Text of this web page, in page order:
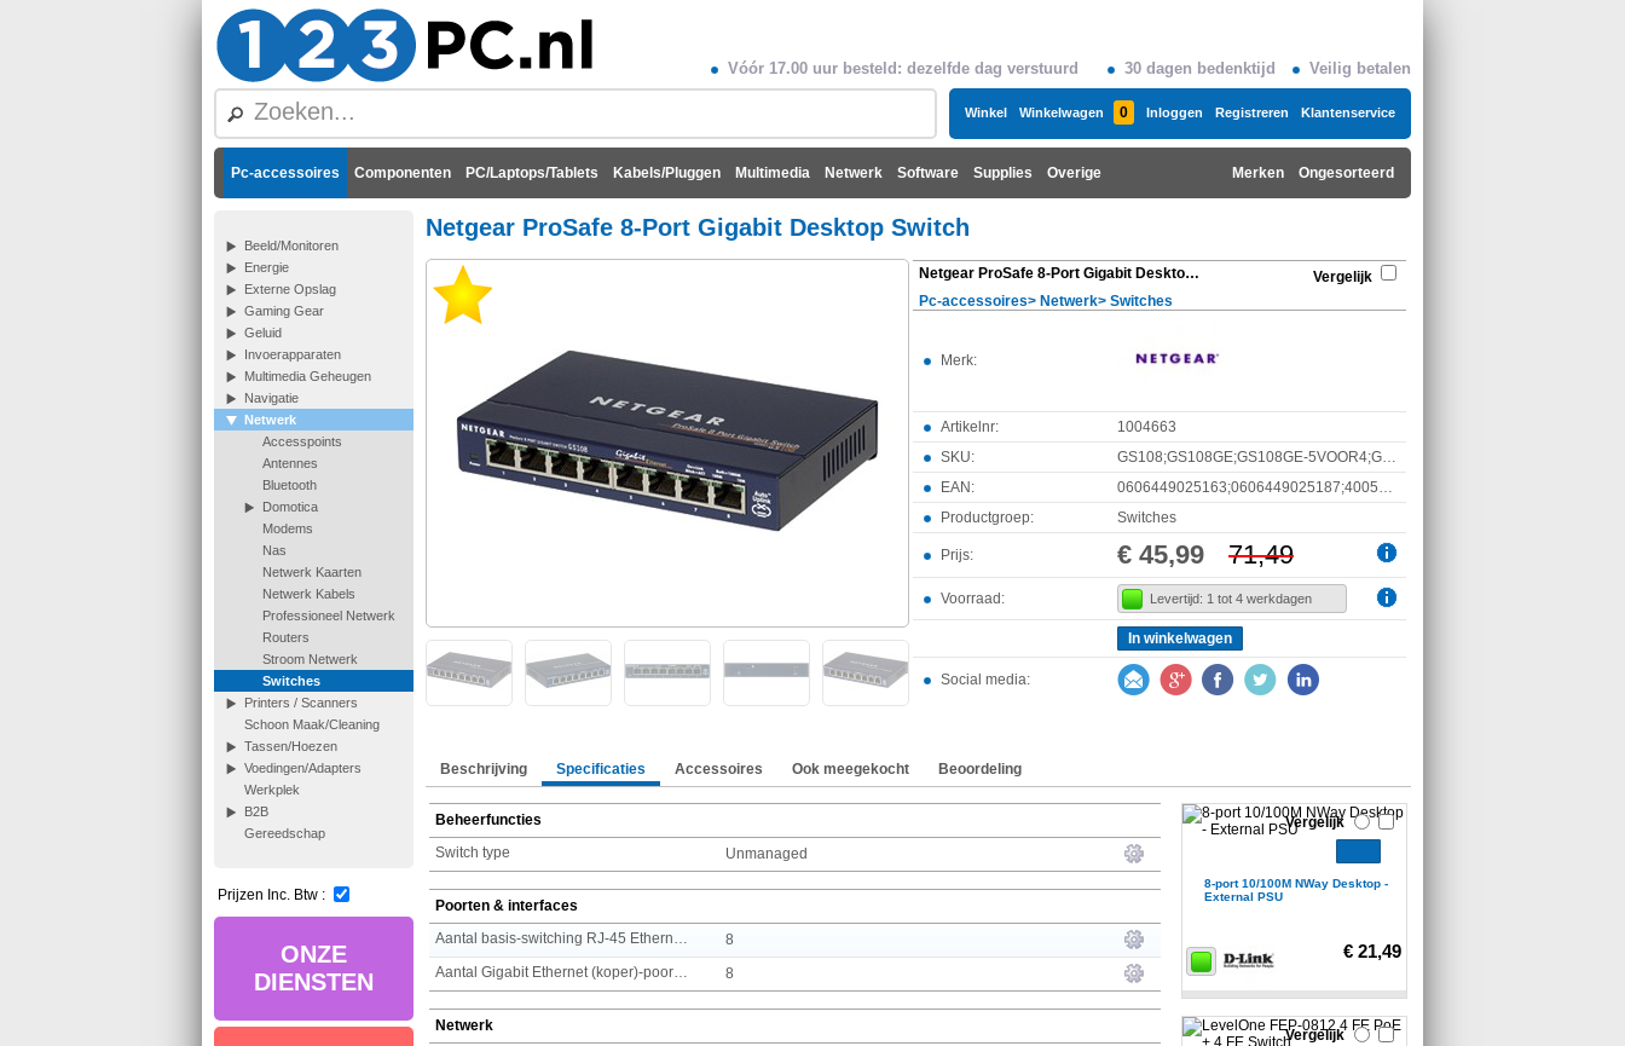
Vóór 17.00 uur besteld: dezelfde dag verstuurd 30 dagen bedenktijd Veilig betalen
Winkel Winkelwagen 0 Inloggen Registreren Klantenservice
Pc-accessoires Componenten PC/Laptops/Tablets Kabels/Pluggen Multimedia Netwerk Software Supplies Overige Ongesorteerd
Merken
Beeld/Monitoren
Energie
Externe Opslag
Gaming Gear
Geluid
Invoerapparaten
Multimedia Geheugen
Navigatie
Netwerk
Accesspoints
Antennes
Bluetooth
Domotica
Modems
Nas
Netwerk Kaarten
Netwerk Kabels
Professioneel Netwerk
Routers
Stroom Netwerk
Switches
Printers / Scanners
Schoon Maak/Cleaning
Tassen/Hoezen
Voedingen/Adapters
Werkplek
B2B
Gereedschap
Prijzen Inc. Btw :
ONZE
DIENSTEN
Netgear ProSafe 8-Port Gigabit Desktop Switch
Netgear ProSafe 8-Port Gigabit Desktop Switch
Vergelijk
Pc-accessoires> Netwerk> Switches
Merk:
Artikelnr:
1004663
SKU:
EAN:
Productgroep:
Switches
Prijs: € 45,99 71,49
Voorraad: Levertijd: 1 tot 4 werkdagen
In winkelwagen
Social media:
Beschrijving Specificaties Accessoires Ook meegekocht Beoordeling
Beheerfuncties
Switch type
Unmanaged
Poorten & interfaces
8
8
Netwerk
8-port 10/100M NWay Desktop -
External PSU
€ 21,49
Vergelijk
Vergelijk